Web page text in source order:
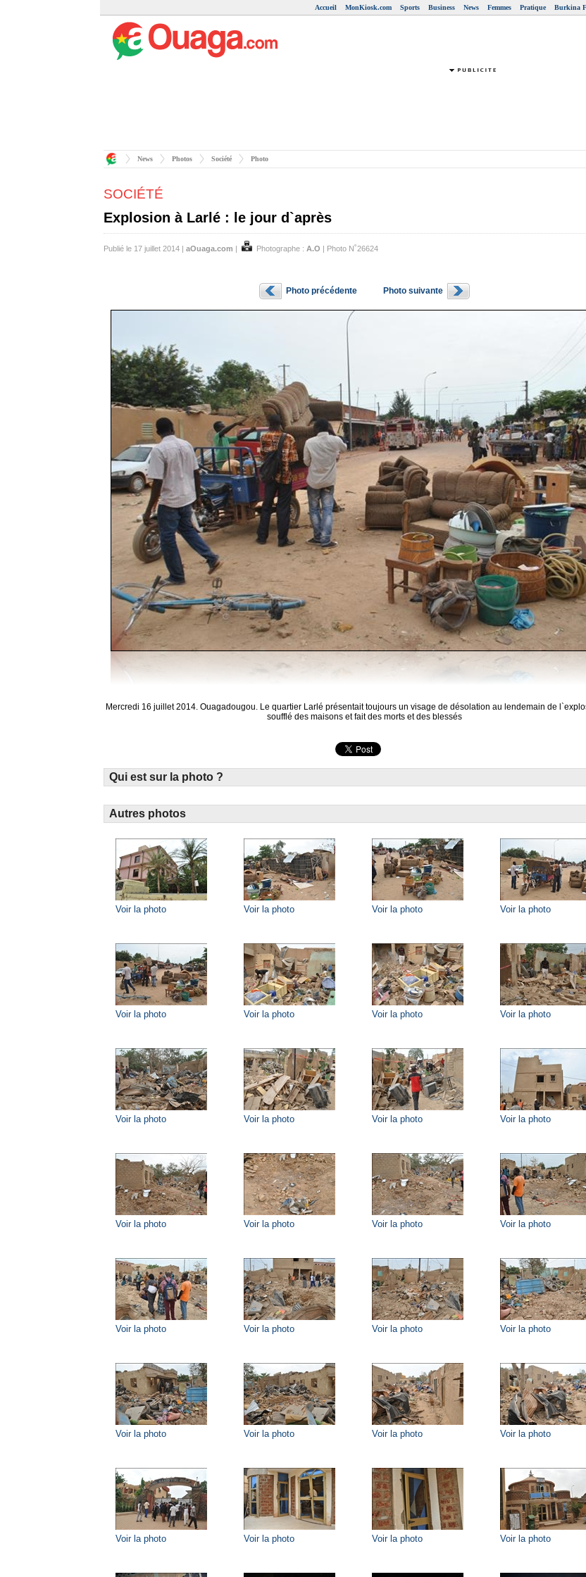
Accueil MonKiosk.com Sports Business News Femmes Pratique Burkina
News Photos Société Photo
SOCIÉTÉ
Explosion à Larlé : le jour d`après
Publié le 17 juillet 2014 | aOuaga.com | Photographe : A.O | Photo N˚26624
Photo précédente Photo suivante
Mercredi 16 juillet 2014. Ouagadougou. Le quartier Larlé présentait toujours un visage de désolation au lendemain de
soufflé des maisons et fait des morts et des blessés
Qui est sur la photo ?
Autres photos
Voir la photo Voir la photo Voir la photo Voir la photo
Voir la photo Voir la photo Voir la photo Voir la photo
Voir la photo Voir la photo Voir la photo Voir la photo
Voir la photo Voir la photo Voir la photo Voir la photo
Voir la photo Voir la photo Voir la photo Voir la photo
Voir la photo Voir la photo Voir la photo Voir la photo
Voir la photo Voir la photo Voir la photo Voir la photo